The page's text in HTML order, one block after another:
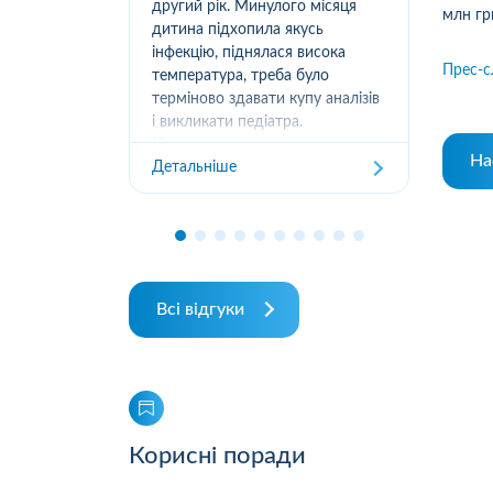
другий рік. Минулого місяця
дитина підхопила якусь
інфекцію, піднялася висока
температура, треба було
терміново здавати купу аналізів
і викликати педіатра.
Координатори спрацювали
чітко, швидко погодили
виклики й аналізи в лабораторії
Детальніше
Всі відгуки
Корисні поради
млн
Прес-